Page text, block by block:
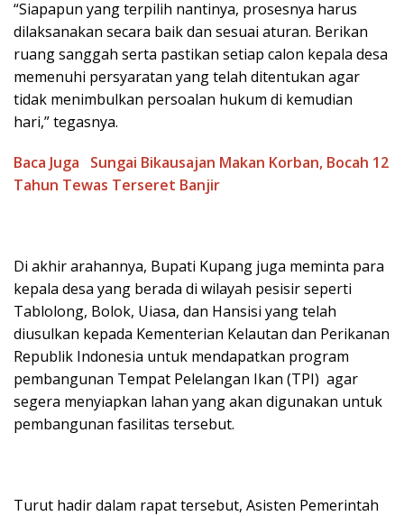
“Siapapun yang terpilih nantinya, prosesnya harus
dilaksanakan secara baik dan sesuai aturan. Berikan
ruang sanggah serta pastikan setiap calon kepala desa
memenuhi persyaratan yang telah ditentukan agar
tidak menimbulkan persoalan hukum di kemudian
hari,” tegasnya.
Baca Juga
Sungai Bikausajan Makan Korban, Bocah 12
Tahun Tewas Terseret Banjir
Di akhir arahannya, Bupati Kupang juga meminta para
kepala desa yang berada di wilayah pesisir seperti
Tablolong, Bolok, Uiasa, dan Hansisi yang telah
diusulkan kepada Kementerian Kelautan dan Perikanan
Republik Indonesia untuk mendapatkan program
pembangunan Tempat Pelelangan Ikan (TPI) agar
segera menyiapkan lahan yang akan digunakan untuk
pembangunan fasilitas tersebut.
Turut hadir dalam rapat tersebut, Asisten Pemerintah